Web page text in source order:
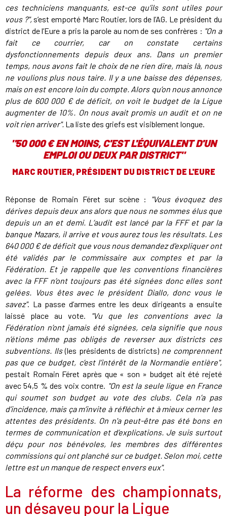
ces techniciens manquants, est-ce qu’ils sont utiles pour
vous ?",s’est emporté Marc Routier, lors de l’AG. Le président du
district de l’Eure a pris la parole au nom de ses confrères : "On a
fait ce courrier, car on constate certains
dysfonctionnements depuis deux ans. Dans un premier
temps, nous avons fait le choix de ne rien dire, mais là, nous
ne voulions plus nous taire. Il y a une baisse des dépenses,
mais on est encore loin du compte. Alors qu’on nous annonce
plus de 600 000 € de déficit, on voit le budget de la Ligue
augmenter de 10%. On nous avait promis un audit et on ne
voit rien arriver". La liste des griefs est visiblement longue.
"50 000 € EN MOINS, C'EST L'ÉQUIVALENT D'UN
EMPLOI OU DEUX PAR DISTRICT"
MARC ROUTIER, PRÉSIDENT DU DISTRICT DE L'EURE
Réponse de Romain Féret sur scène :
"Vous évoquez des
dérives depuis deux ans alors que nous ne sommes élus que
depuis un an et demi. L’audit est lancé par la FFF et par la
banque Mazars, il arrive et vous aurez tous les résultats. Les
640 000 € de déficit que vous nous demandez d’expliquer ont
été validés par le commissaire aux comptes et par la
Fédération. Et je rappelle que les conventions financières
avec la FFF n’ont toujours pas été signées donc elles sont
gelées. Vous êtes avec le président Diallo, donc vous le
savez". La passe d’armes entre les deux dirigeants a ensuite
laissé place au vote.
"Vu que les conventions avec la
Fédération n’ont jamais été signées, cela signifie que nous
n’étions même pas obligés de reverser aux districts ces
subventions. Ils(les présidents de districts) ne comprennent
pas que ce budget, c’est l’intérêt de la Normandie entière",
pestait Romain Féret après que « son » budget ait été rejeté
avec 54,5 % des voix contre. "On est la seule ligue en France
qui soumet son budget au vote des clubs. Cela n’a pas
d’incidence, mais ça m’invite à réfléchir et à mieux cerner les
attentes des présidents. On n'a peut-être pas été bons en
termes de communication et d’explications. Je suis surtout
déçu pour nos bénévoles, les membres des différentes
commissions qui ont planché sur ce budget. Selon moi, cette
lettre est un manque de respect envers eux".
La réforme des championnats,
un désaveu pour la Ligue